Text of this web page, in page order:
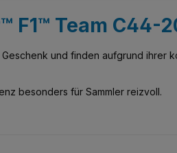
F1™ Team C44-
und finden aufgrund ihrer
besonders für Sammler reizvoll.